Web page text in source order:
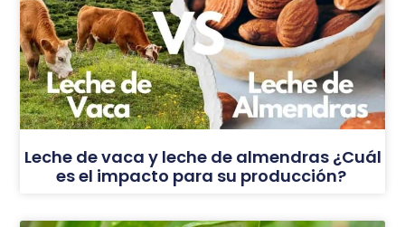
Leche de vaca y leche de almendras ¿Cuál
es el impacto para su producción?